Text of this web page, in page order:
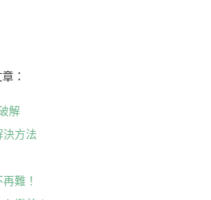
：
解
決方法
難！